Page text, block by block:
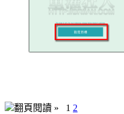
翻頁閱讀 » 1 2